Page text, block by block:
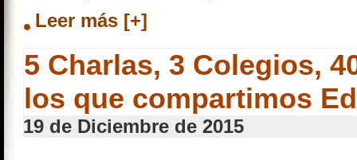
Leer más [+]
5 Charlas, 3 Colegios,
los que compartimos
19 de Diciembre de 2015